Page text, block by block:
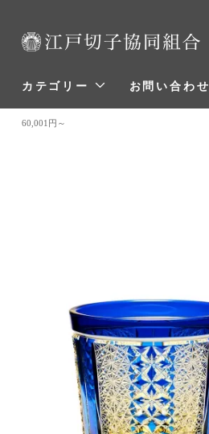
カテゴリー お問い合わせ
60,001円～